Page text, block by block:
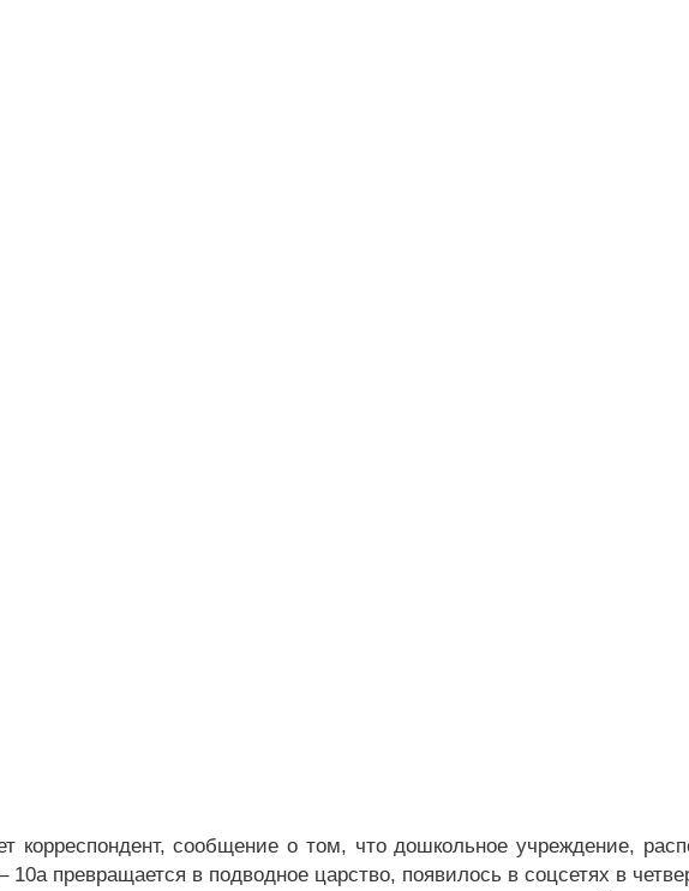
корреспондент, сообщение о том, что дошкольное учреждение,
10а превращается в подводное царство, появилось в соцсетях в